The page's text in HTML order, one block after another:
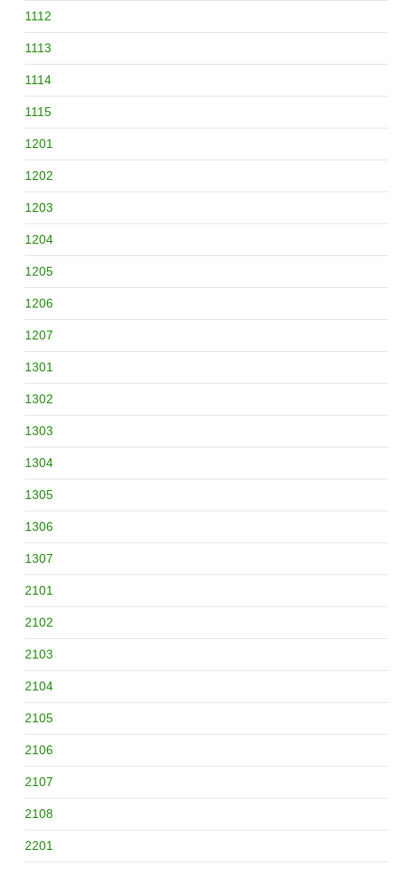
1112
1113
1114
1115
1201
1202
1203
1204
1205
1206
1207
1301
1302
1303
1304
1305
1306
1307
2101
2102
2103
2104
2105
2106
2107
2108
2201